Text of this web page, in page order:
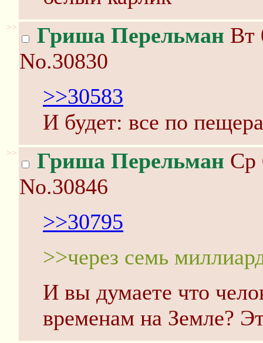
>> Гриша Перельман Вт
No.30830
>>30583
И будет: все по
>> Гриша Перельман Ср
No.30846
>>30795
>>через семь
И вы думаете что
временам на Земле?